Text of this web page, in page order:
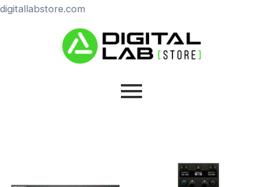
digitallabstore.com
al
contenido